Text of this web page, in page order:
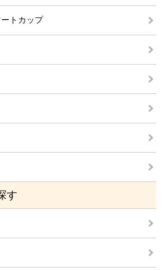
トカップ
す